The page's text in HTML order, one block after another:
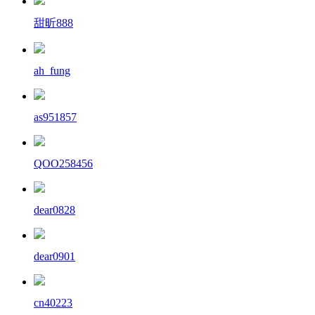
甜昕888
ah_fung
as951857
QOO258456
dear0828
dear0901
cn40223